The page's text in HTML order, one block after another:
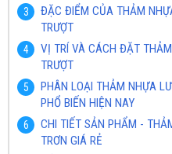
ĐẶC ĐIỂM CỦA THẢM
TRƯỢT
VỊ TRÍ VÀ CÁCH ĐẶT
TRƯỢT
PHÂN LOẠI THẢM NHỰA
PHỔ BIẾN HIỆN NAY
CHI TIẾT SẢN PHẨM -
TRƠN GIÁ RẺ